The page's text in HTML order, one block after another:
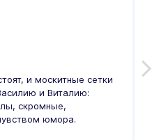
и москитные сетки
и Виталию:
скромные,
юмора.